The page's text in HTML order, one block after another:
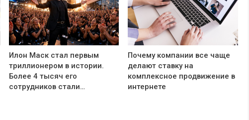
Илон Маск стал первым
триллионером в истории.
Более 4 тысяч его
сотрудников стали…
Почему компании все чаще
делают ставку на
комплексное продвижение в
интернете